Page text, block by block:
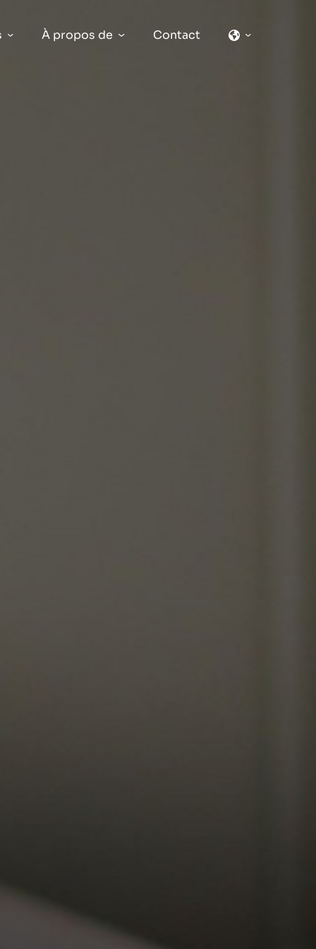
À propos de Contact